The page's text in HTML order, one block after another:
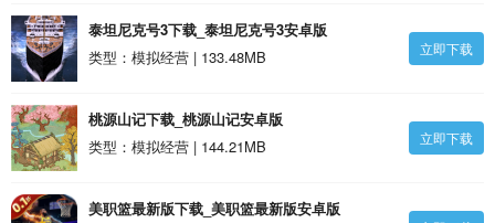
泰坦尼克号3下载_泰坦尼克号3安卓版
类型：模拟经营 | 133.48MB
立即下载
桃源山记下载_桃源山记安卓版
类型：模拟经营 | 144.21MB
立即下载
美职篮最新版下载_美职篮最新版安卓版